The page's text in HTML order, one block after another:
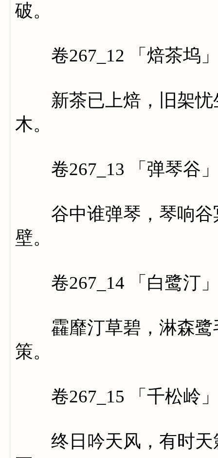
破。
卷267_12 「焙茶坞
新茶已上焙，旧架忧
木。
卷267_13 「弹琴谷
谷中谁弹琴，琴响谷
壁。
卷267_14 「白鹭汀
靃靡汀草碧，淋森鹭
策。
卷267_15 「千松岭
终日吟天风，有时天